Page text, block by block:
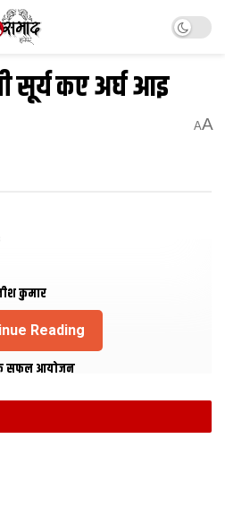
सूर्य कए अर्घ आइ
AA
कुमार
2015
सफल आयोजन
Reading